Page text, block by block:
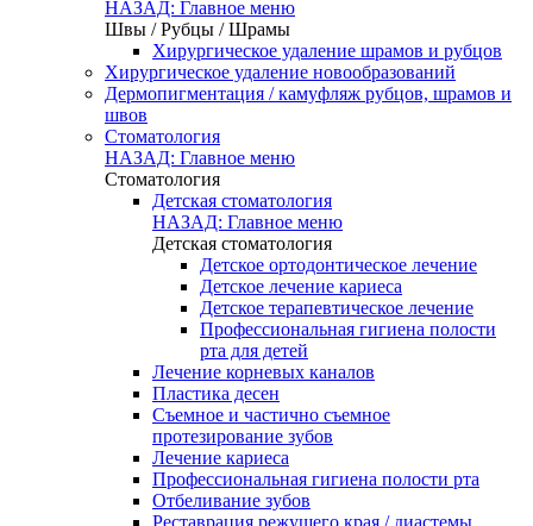
НАЗАД: Главное меню
Швы / Рубцы / Шрамы
Хирургическое удаление шрамов и рубцов
Хирургическое удаление новообразований
Дермопигментация / камуфляж рубцов, шрамов и
швов
Стоматология
НАЗАД: Главное меню
Стоматология
Детская стоматология
НАЗАД: Главное меню
Детская стоматология
Детское ортодонтическое лечение
Детское лечение кариеса
Детское терапевтическое лечение
Профессиональная гигиена полости
рта для детей
Лечение корневых каналов
Пластика десен
Съемное и частично съемное
протезирование зубов
Лечение кариеса
Профессиональная гигиена полости рта
Отбеливание зубов
Реставрация режущего края / диастемы